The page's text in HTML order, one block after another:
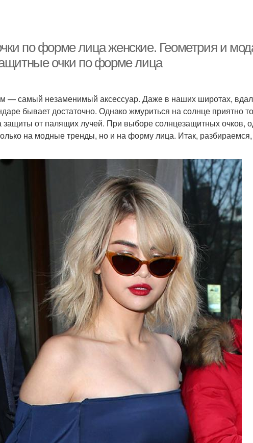
по форме лица женские. Геометрия и
очки по форме лица
— самый незаменимый аксессуар. Даже в наших широтах,
бывает достаточно. Однако жмуриться на солнце приятно
защиты от палящих лучей. При выборе солнцезащитных очков,
на модные тренды, но и на форму лица. Итак,